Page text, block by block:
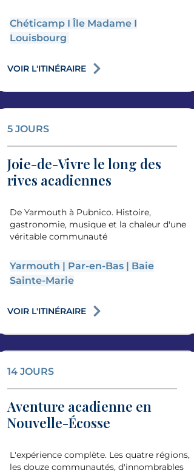
Chéticamp I Île Madame I
Louisbourg
VOIR L'ITINÉRAIRE
5 JOURS
Joie-de-Vivre le long des
rives acadiennes
De Yarmouth à Pubnico. Histoire,
gastronomie, musique et la chaleur d'une
véritable communauté
Yarmouth | Par-en-Bas | Baie
Sainte-Marie
VOIR L'ITINÉRAIRE
14 JOURS
Aventure acadienne en
Nouvelle-Écosse
L'expérience complète. Les quatre régions,
les douze communautés, d'innombrables